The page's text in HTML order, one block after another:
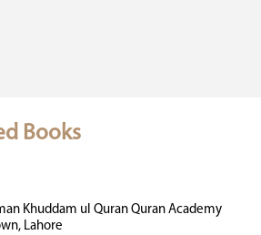
Books
Khuddam ul Quran Quran Academy
Lahore